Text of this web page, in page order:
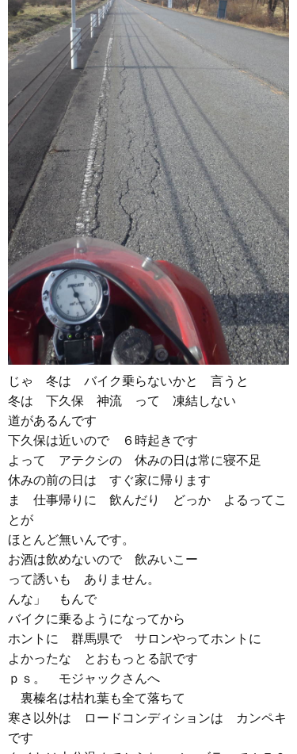
じゃ 冬は バイク乗らないかと 言うと
冬は 下久保 神流 って 凍結しない
道があるんです
下久保は近いので ６時起きです
よって アテクシの 休みの日は常に寝不足
休みの前の日は すぐ家に帰ります
ま 仕事帰りに 飲んだり どっか よるってこ
とが
ほとんど無いんです。
お酒は飲めないので 飲みいこー
って誘いも ありません。
んな」 もんで
バイクに乗るようになってから
ホントに 群馬県で サロンやってホントに
よかったな とおもっとる訳です
ｐｓ。 モジャックさんへ
裏榛名は枯れ葉も全て落ちて
寒さ以外は ロードコンディションは カンペキ
です